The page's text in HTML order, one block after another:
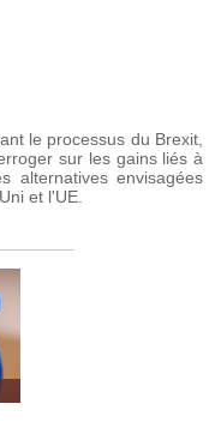
le processus du Brexit,
sur les gains liés à
alternatives envisagées
et l'UE.